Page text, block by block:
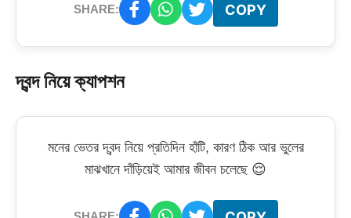
SHARE: COPY
দ্বন্দ নিয়ে ক্যাপশন
মনের ভেতর দ্বন্দ নিয়ে প্রতিদিন হাঁটি, কারণ ঠিক আর ভুলের
মাঝখানে দাঁড়িয়েই আমার জীবন চলেছে 😌